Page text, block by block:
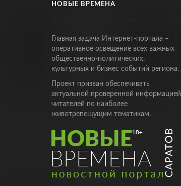
НОВЫЕ ВРЕМЕНА
Главная задача Интернет-портала –
оперативное освещение всех важных
общественно-политических,
культурных и бизнес событий региона.
Проект призван обеспечивать
актуальной проверенной информацией
читателей по наиболее
животрепещущим тематикам.